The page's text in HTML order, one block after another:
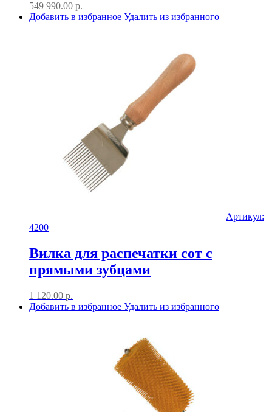
549 990.00 р.
Добавить в избранное Удалить из избранного
Артикул:
4200
Вилка для распечатки сот с
прямыми зубцами
1 120.00 р.
Добавить в избранное Удалить из избранного